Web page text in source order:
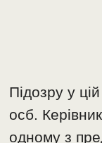
Підозру у
осб.
одному з